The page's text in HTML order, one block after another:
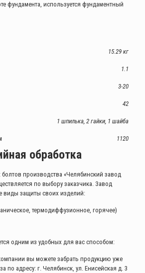
фундамента, используется фундаментный
15.29 кг
1.1
3-20
42
1 шпилька, 2 гайки, 1 шайба
1120
обработка
производства «Челябинский завод
по выбору заказчика. Завод
виды защиты своих изделий:
термодиффузионное, горячее)
одним из удобных для вас способом:
вы можете забрать продукцию уже
по адресу: г. Челябинск, ул. Енисейская д. 3